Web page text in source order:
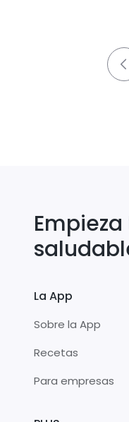
La App
Sobre la App
Recetas
Para empresas